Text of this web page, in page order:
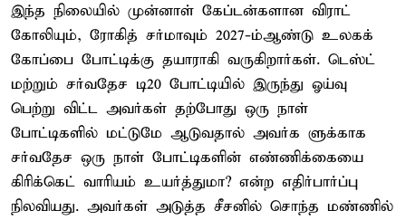
இந்த நிலையில் முன்னாள் கேப்டன்களான விராட்
கோலியும், ரோகித் சர்மாவும் 2027-ம்ஆண்டு உலகக்
கோப்பை போட்டிக்கு தயாராகி வருகிறார்கள். டெஸ்ட்
மற்றும் சர்வதேச டி20 போட்டியில் இருந்து ஓய்வு
பெற்று விட்ட அவர்கள் தற்போது ஒரு நாள்
போட்டிகளில் மட்டுமே ஆடுவதால் அவர்க ளுக்காக
சர்வதேச ஒரு நாள் போட்டிகளின் எண்ணிக்கையை
கிரிக்கெட் வாரியம் உயர்த்துமா? என்ற எதிர்பார்ப்பு
நிலவியது. அவர்கள் அடுத்த சீசனில் சொந்த மண்ணில்